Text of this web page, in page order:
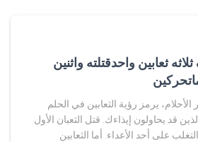
ثعابين واحدقتلته واثنين
يرمز رؤية الثعابين في الحلم
قد يحاولون إيذاءك. قتل الثعبان الأول
على أحد الأعداء. أما الثعابين